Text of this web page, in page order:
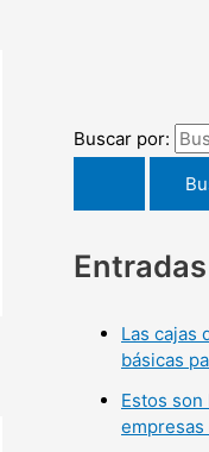
Buscar por:
Las cajas
básicas
Estos
empresas